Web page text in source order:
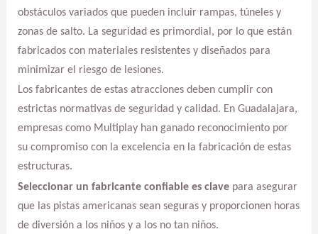
obstáculos variados que pueden incluir rampas, túneles y
zonas de salto. La seguridad es primordial, por lo que están
fabricados con materiales resistentes y diseñados para
minimizar el riesgo de lesiones.
Los fabricantes de estas atracciones deben cumplir con
estrictas normativas de seguridad y calidad. En Guadalajara,
empresas como Multiplay han ganado reconocimiento por
su compromiso con la excelencia en la fabricación de estas
estructuras.
Seleccionar un fabricante confiable es clavepara asegurar
que las pistas americanas sean seguras y proporcionen horas
de diversión a los niños y a los no tan niños.